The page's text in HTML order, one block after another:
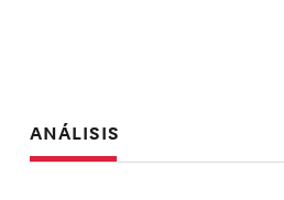
ANÁLISIS